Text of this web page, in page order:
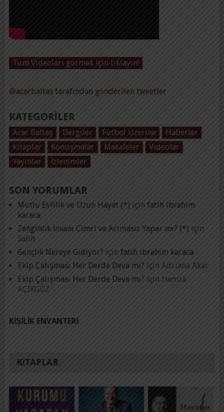
Tüm Videoları görmek için tıklayın!
@acarbaltas tarafından gönderilen tweetler
KATEGORILER
Acar Baltaş Dergiler Futbol Üzerine
Haberler
Kitaplar
Konuşmalar Makaleler
Videolar
Yayınlar
İzlenimler
SON YORUMLAR
Mutlu Evlilik ve Uzun Hayat (*) için fatih ibrahim
karaca
Zenginlik İnsanı Cimri ve Acımasız Yapar mı? (*) için
Salih
Gençlik Nereye Gidiyor? için fatih ibrahim karaca
Ekip Çalışması Her Derde Deva mı? için Adrıana Akar
Ekip Çalışması Her Derde Deva mı? için Hamza
AÇIKGÖZ
KIŞILIK ENVANTERI
KITAPLAR